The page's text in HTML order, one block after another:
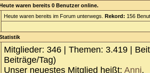
waren bereits 0 Benutzer online.
Heute waren bereits im Forum unterwegs. Rekord: 156
Mitglieder: 346 | Themen: 3.419 |
Beiträge/Tag)
Unser neuestes Mitglied heißt: Anni.